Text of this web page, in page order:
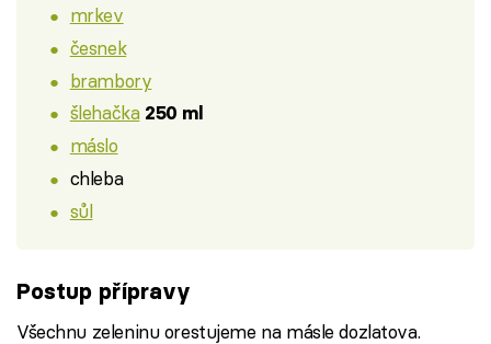
mrkev
česnek
brambory
šlehačka 250 ml
máslo
chleba
sůl
Postup přípravy
Všechnu zeleninu orestujeme na másle dozlatova.